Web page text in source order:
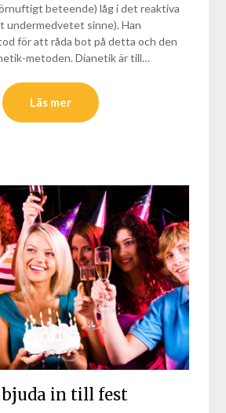
beteende) låg i det reaktiva
undermedvetet sinne). Han
för att råda bot på detta och den
metoden. Dianetik är till…
Läs mer
in till fest